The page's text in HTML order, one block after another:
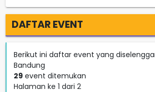
DAFTAR EVENT
Berikut ini daftar event yang
Bandung
29event ditemukan
Halaman ke 1 dari 2